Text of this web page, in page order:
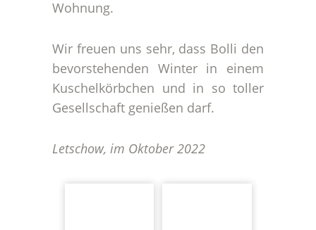
Wohnung.
Wir freuen uns sehr, dass Bolli den
bevorstehenden Winter in einem
Kuschelkörbchen und in so toller
Gesellschaft genießen darf.
Letschow, im Oktober 2022